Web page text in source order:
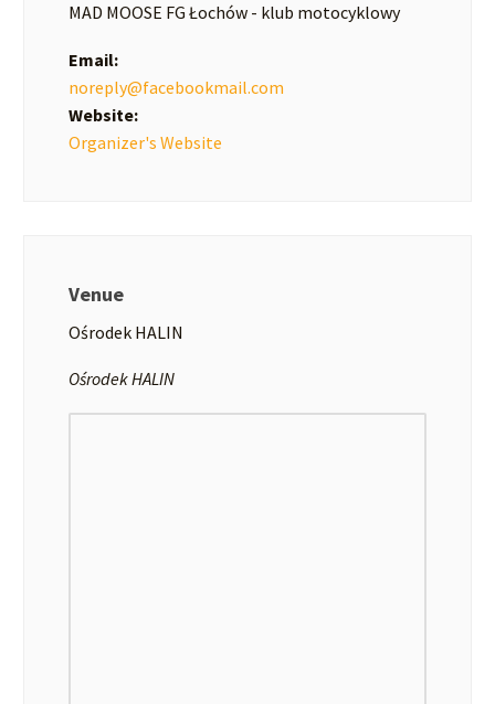
MAD MOOSE FG Łochów - klub motocyklowy
Email:
noreply@facebookmail.com
Website:
Organizer's Website
Venue
Ośrodek HALIN
Ośrodek HALIN